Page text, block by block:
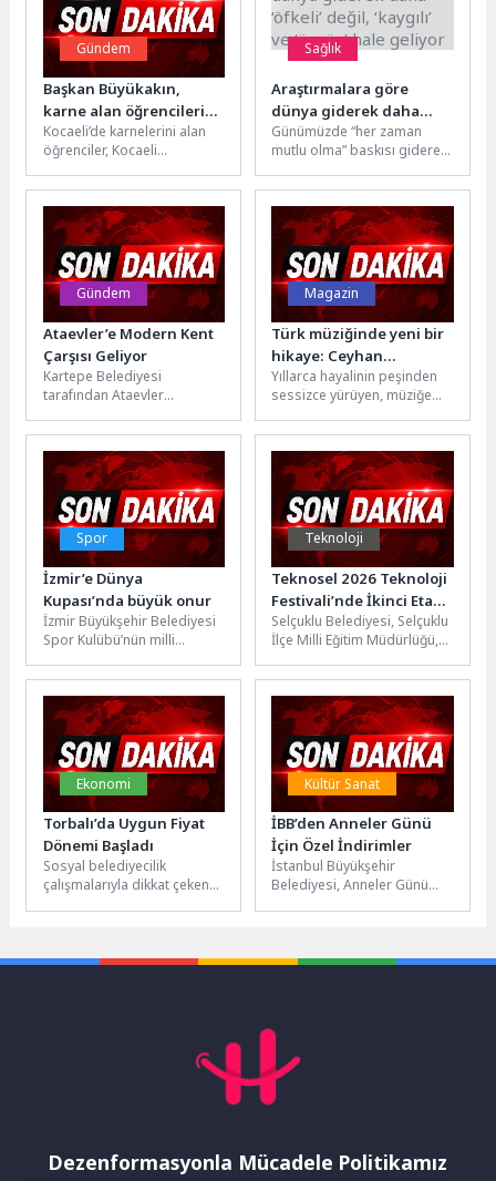
Gündem
Başkan Büyükakın,
karne alan öğrencilerin
mutluluğunu paylaştı
Kocaeli’de karnelerini alan
öğrenciler, Kocaeli
tarafından yapılan İzmit
Millet Bahçesi ve Körfez
Aqua...
Sağlık
Araştırmalara göre
dünya giderek daha
‘öfkeli’ değil, ‘kaygılı’ ve
‘üzgün’ hale geliyor
Günümüzde “her zaman
mutlu olma” baskısı giderek
yanlış anlaşılan ve
bastırılması...
Gündem
Ataevler’e Modern Kent
Çarşısı Geliyor
Kartepe Belediyesi
tarafından Ataevler
geçirilecek kent çarşısı ve
kapalı pazar alanı
projesinde çalışmalar...
Magazin
Türk müziğinde yeni bir
hikaye: Ceyhan
Yılmaz’dan ‘Gözlerinin
Derininde’
Yıllarca hayalinin peşinden
sessizce yürüyen, müziğe
zaman vazgeçmeyen Ceyhan
Yılmaz, yeni teklisi...
Spor
İzmir’e Dünya
Kupası’nda büyük onur
İzmir Büyükşehir Belediyesi
Spor Kulübü’nün milli
Bulgaristan’da düzenlenen
Artistik Cimnastik World
Challenge...
Teknoloji
Teknosel 2026 Teknoloji
Festivali’nde İkinci Etap
Başladı
Selçuklu Belediyesi, Selçuklu
İlçe Milli Eğitim Müdürlüğü,
Başkanlığı ve İnnoPark iş...
Ekonomi
Torbalı’da Uygun Fiyat
Dönemi Başladı
Sosyal belediyecilik
çalışmalarıyla dikkat çeken
Kültür Sanat
İBB’den Anneler Günü
İçin Özel İndirimler
İstanbul Büyükşehir
Belediyesi, Anneler Günü
ve...
Dezenformasyonla Mücadele Politikamız